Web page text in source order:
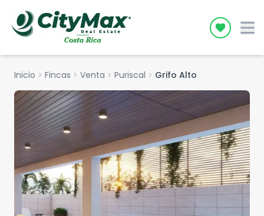
Icon
Inicio chevron_right Fincas chevron_right Venta chevron_right Puriscal chevron_right Grifo Alto